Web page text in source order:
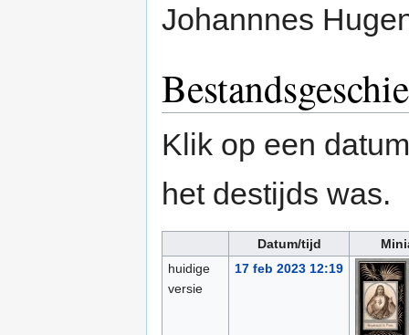
Johannnes
Klik op een
het destijds was.
Datum/tijd
huidige
versie
17 feb 2023 12:19